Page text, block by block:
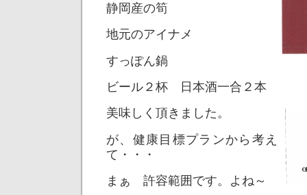
静岡産の筍
地元のアイナメ
すっぽん鍋
ビール２杯 日本酒一合２本
美味しく頂きました。
が、健康目標プランから考え
て・・・
まぁ 許容範囲です。よね～